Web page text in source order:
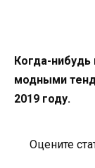
Когда-
модными
2019 году.
Оцените